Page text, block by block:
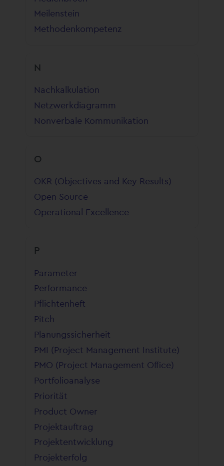
Meilenstein
Methodenkompetenz
N
Nachkalkulation
Netzwerkdiagramm
Nonverbale Kommunikation
O
OKR (Objectives and Key Results)
Open Source
Operational Excellence
P
Parameter
Performance
Pflichtenheft
Pitch
Planungssicherheit
PMI (Project Management Institute)
PMO (Project Management Office)
Portfolioanalyse
Priorität
Product Owner
Projektauftrag
Projektentwicklung
Projekterfolg